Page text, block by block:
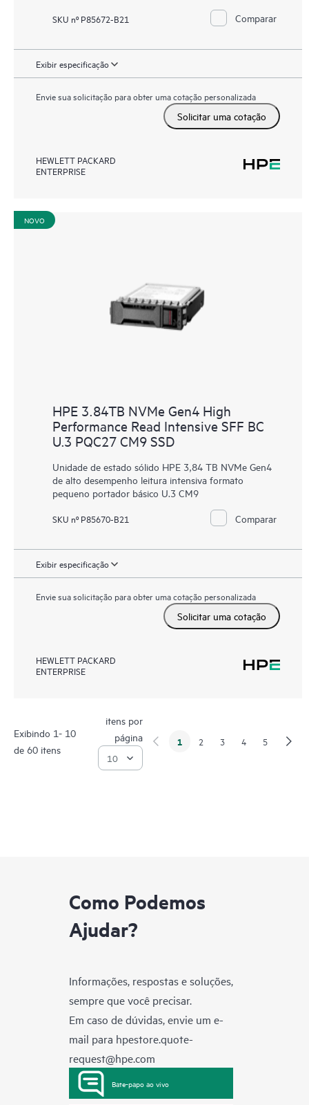
SKU nº P85672-B21 Comparar
Exibir especificação
Envie sua solicitação para obter uma cotação personalizada
Solicitar uma cotação
HEWLETT PACKARD
ENTERPRISE
NOVO
HPE 3.84TB NVMe Gen4 High
Performance Read Intensive SFF BC
U.3 PQC27 CM9 SSD
Unidade de estado sólido HPE 3,84 TB NVMe Gen4
de alto desempenho leitura intensiva formato
pequeno portador básico U.3 CM9
SKU nº P85670-B21 Comparar
Exibir especificação
Envie sua solicitação para obter uma cotação personalizada
Solicitar uma cotação
HEWLETT PACKARD
ENTERPRISE
Exibindo 1- 10
de 60 itens
itens por
página
1 2 3 4 5
Como Podemos
Ajudar?
Informações, respostas e soluções,
sempre que você precisar.
Em caso de dúvidas, envie um e-
mail para hpestore.quote-
request@hpe.com
Bate-papo ao vivo